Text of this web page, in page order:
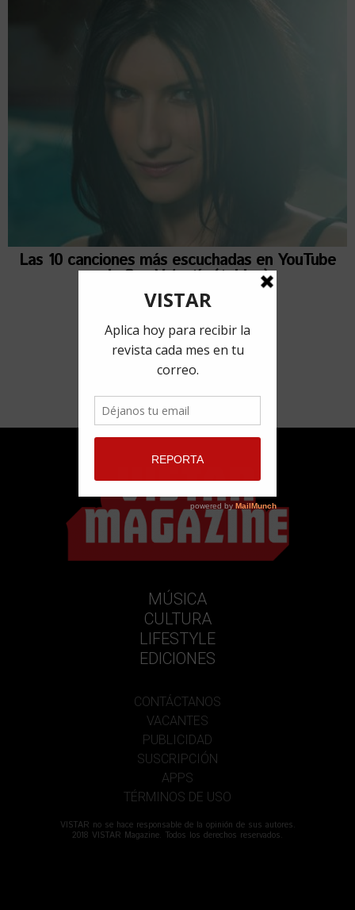
Las 10 canciones más escuchadas en YouTube
cada San Valentín (+video)
14 febrero, 2017 porLorena Ferriol
MÚSICA
CULTURA
LIFESTYLE
EDICIONES
CONTÁCTANOS
VACANTES
PUBLICIDAD
SUSCRIPCIÓN
APPS
TÉRMINOS DE USO
VISTAR no se hace responsable de la opinión de sus autores.
2018 VISTAR Magazine. Todos los derechos reservados.